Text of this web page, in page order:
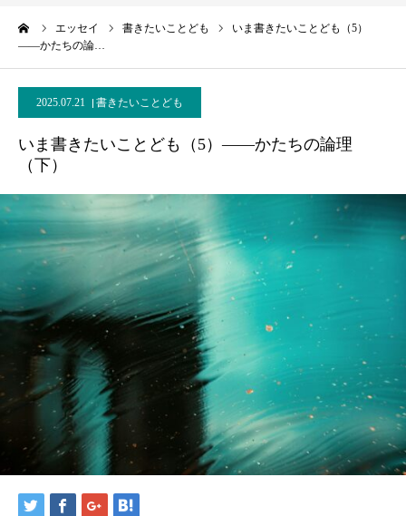
エッセイ 書きたいことども
いま書きたいことども（5）
――かたちの論…
2025.07.21 書きたいことども
いま書きたいことども（5）――かたちの論理
（下）
出会いの広場